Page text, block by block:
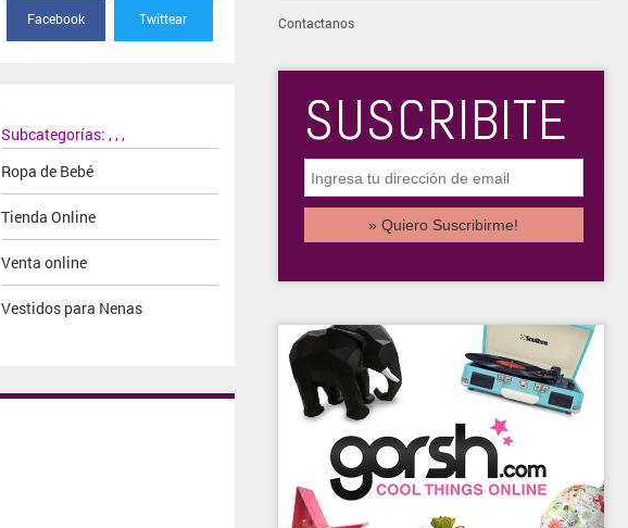
Facebook Twittear
Subcategorías:
Ropa de Bebé
,
Tienda Online
,
Venta online
,
Vestidos para Nenas
Contactanos
SUSCRIBITE